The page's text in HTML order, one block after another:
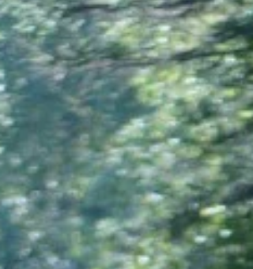
えて、四万十の自宅に帰ってきました。梅雨
ら夏にかけて数か月も家を空けていたもので
から、どんなになっているのだろうかと、恐
恐る、晴れの昼間の...